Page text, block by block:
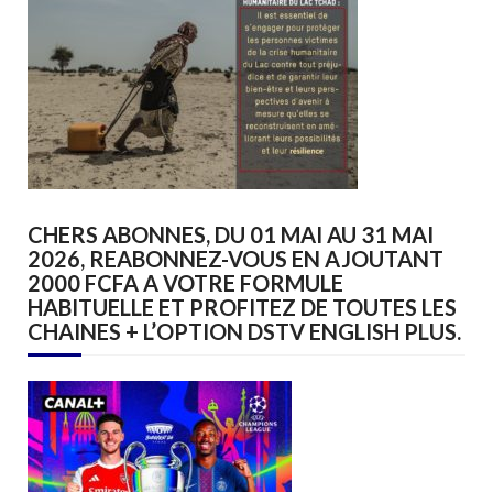
CHERS ABONNES, DU 01 MAI AU 31 MAI
2026, REABONNEZ-VOUS EN AJOUTANT
2000 FCFA A VOTRE FORMULE
HABITUELLE ET PROFITEZ DE TOUTES LES
CHAINES + L’OPTION DSTV ENGLISH PLUS.